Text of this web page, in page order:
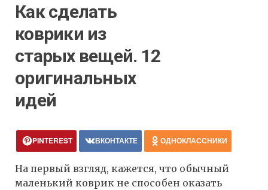
Как сделать
коврики из
старых вещей. 12
оригинальных
идей
PINTEREST ВКОНТАКТЕ ОДНОКЛАССНИКИ
На первый взгляд, кажется, что обычный
маленький коврик не способен оказать